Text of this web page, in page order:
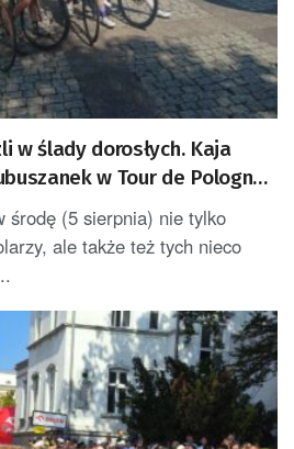
w ślady dorosłych. Kaja
w Tour de Pologne
środę (5 sierpnia) nie tylko
ale także też tych nieco